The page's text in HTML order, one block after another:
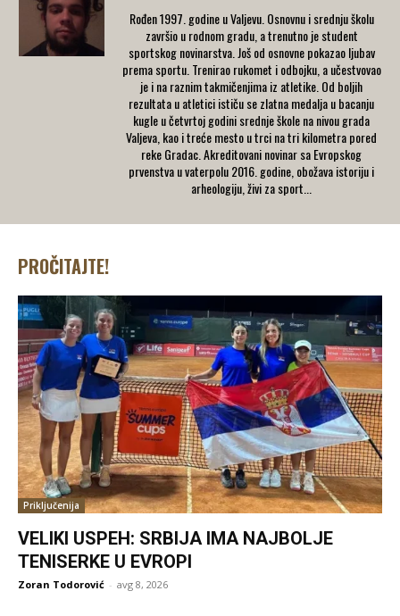
Rođen 1997. godine u Valjevu. Osnovnu i srednju školu
završio u rodnom gradu, a trenutno je student
sportskog novinarstva. Još od osnovne pokazao ljubav
prema sportu. Trenirao rukomet i odbojku, a učestvovao
je i na raznim takmičenjima iz atletike. Od boljih
rezultata u atletici ističu se zlatna medalja u bacanju
kugle u četvrtoj godini srednje škole na nivou grada
Valjeva, kao i treće mesto u trci na tri kilometra pored
reke Gradac. Akreditovani novinar sa Evropskog
prvenstva u vaterpolu 2016. godine, obožava istoriju i
arheologiju, živi za sport...
PROČITAJTE!
Priključenija
VELIKI USPEH: SRBIJA IMA NAJBOLJE
TENISERKE U EVROPI
Zoran Todorović - avg 8, 2026